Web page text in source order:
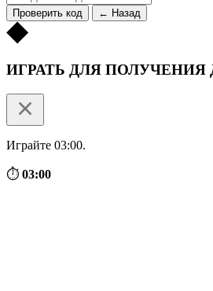
Проверить код ← Назад
ИГРАТЬ ДЛЯ ПОЛУЧЕНИЯ
Играйте 03:00.
⏱ 03:00